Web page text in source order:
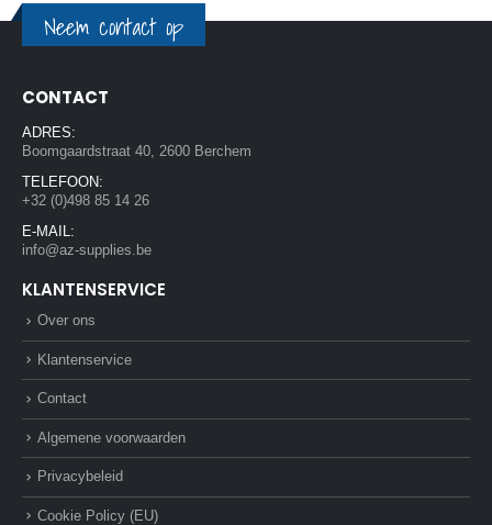
Neem contact op
CONTACT
ADRES:
Boomgaardstraat 40, 2600 Berchem
TELEFOON:
+32 (0)498 85 14 26
E-MAIL:
info@az-supplies.be
KLANTENSERVICE
Over ons
Klantenservice
Contact
Algemene voorwaarden
Privacybeleid
Cookie Policy (EU)